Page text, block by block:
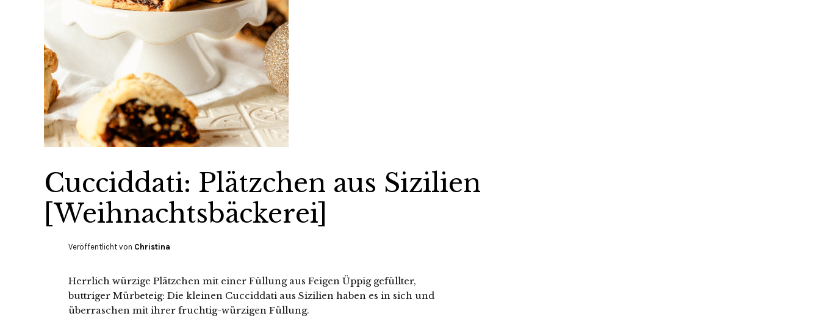
Cucciddati: Plätzchen aus Sizilien
[Weihnachtsbäckerei]
Veröffentlicht von Christina
Herrlich würzige Plätzchen mit einer Füllung aus Feigen Üppig gefüllter,
buttriger Mürbeteig: Die kleinen Cucciddati aus Sizilien haben es in sich und
überraschen mit ihrer fruchtig-würzigen Füllung.